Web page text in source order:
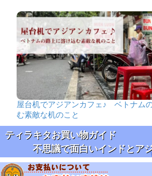
屋台机でアジアンカフェ♪ ベトナム
む素敵な机のこと
ティラキタお買い物ガイド
不思議で面白いインドとア